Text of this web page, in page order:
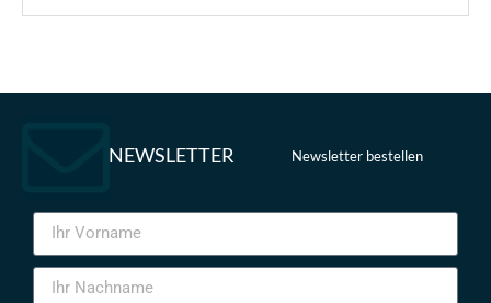
NEWSLETTER Newsletter bestellen